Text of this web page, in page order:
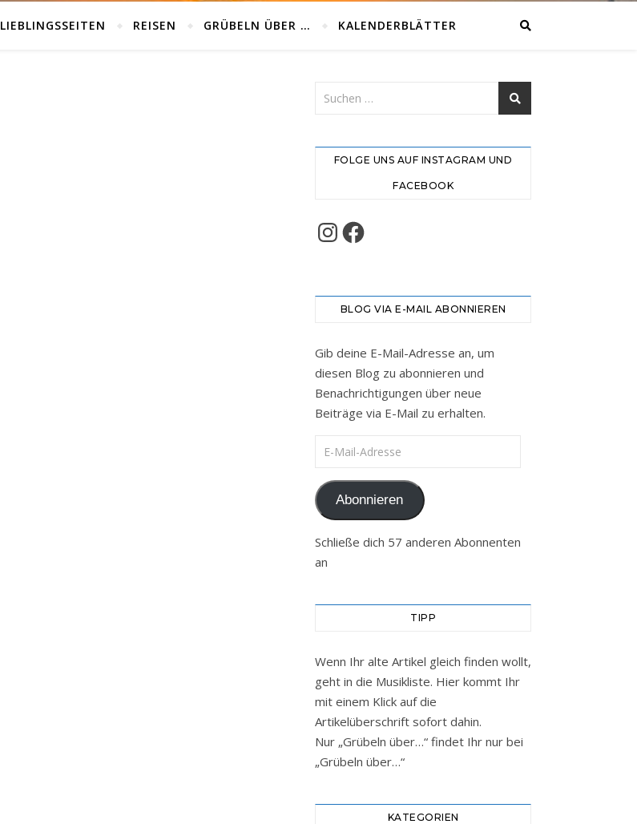
LIEBLINGSSEITEN REISEN GRÜBELN ÜBER … KALENDERBLÄTTER
FOLGE UNS AUF INSTAGRAM UND
FACEBOOK
Instagram
Facebook
BLOG VIA E-MAIL ABONNIEREN
Gib deine E-Mail-Adresse an, um
diesen Blog zu abonnieren und
Benachrichtigungen über neue
Beiträge via E-Mail zu erhalten.
E-Mail-Adresse
Abonnieren
Schließe dich 57 anderen Abonnenten
an
TIPP
Wenn Ihr alte Artikel gleich finden wollt,
geht in die Musikliste. Hier kommt Ihr
mit einem Klick auf die
Artikelüberschrift sofort dahin.
Nur „Grübeln über…“ findet Ihr nur bei
„Grübeln über…“
KATEGORIEN